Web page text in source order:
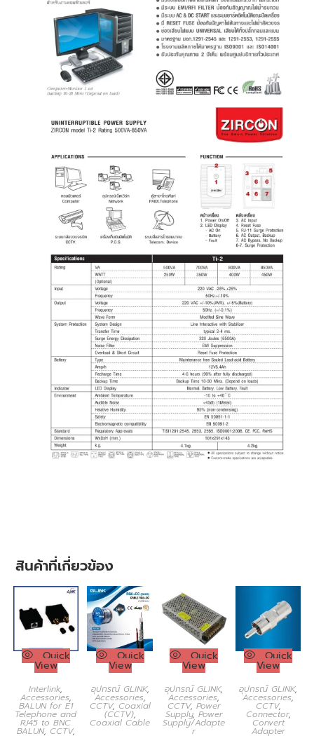
สินค้าที่เกี่ยวข้อง
Quick
View
Interlink,
Accessories,
BALUN for E1
Telephone and
RJ45 to BNC
BALUN, CCTV,
Quick
View
อุปกรณ์ GLINK,
Accessories,
CCTV, Coaxial
(CCTV),
Coaxial Cable
Quick
View
อุปกรณ์ GLINK,
Accessories,
CCTV, Power
Supply, Power
Supply/Adapte
r
Quick
View
อุปกรณ์ GLINK,
Accessories,
CCTV,
Connector,
Convert
Adapter